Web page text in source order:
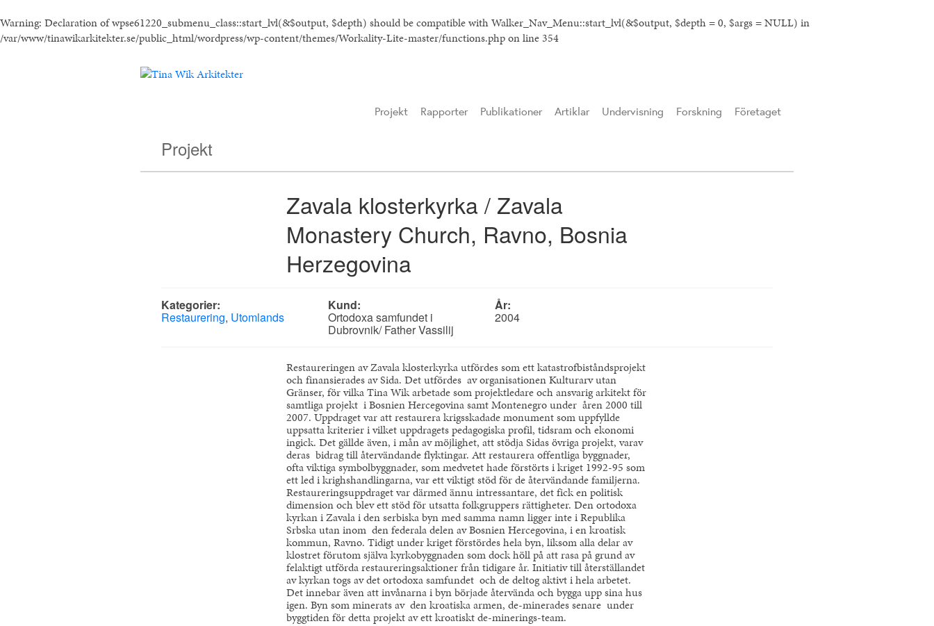
Warning: Declaration of wpse61220_submenu_class::start_lvl(&$output, $depth) should be compatible with Walker_Nav_Menu::start_lvl(&$output, $depth = 0, $args = NULL) in
/var/www/tinawikarkitekter.se/public_html/wordpress/wp-content/themes/Workality-Lite-master/functions.phpon line354
Projekt Rapporter Publikationer Artiklar Undervisning Forskning Företaget
Projekt
Zavala klosterkyrka / Zavala
Monastery Church, Ravno, Bosnia
Herzegovina
Kategorier:
Restaurering, Utomlands
Kund:
Ortodoxa samfundet i
Dubrovnik/ Father Vassilij
År:
2004
Restaureringen av Zavala klosterkyrka utfördes som ett katastrofbiståndsprojekt
och finansierades av Sida. Det utfördes av organisationen Kulturarv utan
Gränser, för vilka Tina Wik arbetade som projektledare och ansvarig arkitekt för
samtliga projekt i Bosnien Hercegovina samt Montenegro under åren 2000 till
2007. Uppdraget var att restaurera krigsskadade monument som uppfyllde
uppsatta kriterier i vilket uppdragets pedagogiska profil, tidsram och ekonomi
ingick. Det gällde även, i mån av möjlighet, att stödja Sidas övriga projekt, varav
deras bidrag till återvändande flyktingar. Att restaurera offentliga byggnader,
ofta viktiga symbolbyggnader, som medvetet hade förstörts i kriget 1992-95 som
ett led i krighshandlingarna, var ett viktigt stöd för de återvändande familjerna.
Restaureringsuppdraget var därmed ännu intressantare, det fick en politisk
dimension och blev ett stöd för utsatta folkgruppers rättigheter. Den ortodoxa
kyrkan i Zavala i den serbiska byn med samma namn ligger inte i Republika
Srbska utan inom den federala delen av Bosnien Hercegovina, i en kroatisk
kommun, Ravno. Tidigt under kriget förstördes hela byn, liksom alla delar av
klostret förutom själva kyrkobyggnaden som dock höll på att rasa på grund av
felaktigt utförda restaureringsaktioner från tidigare år. Initiativ till återställandet
av kyrkan togs av det ortodoxa samfundet och de deltog aktivt i hela arbetet.
Det innebar även att invånarna i byn började återvända och bygga upp sina hus
igen. Byn som minerats av den kroatiska armen, de-minerades senare under
byggtiden för detta projekt av ett kroatiskt de-minerings-team.